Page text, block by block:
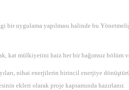
bir uygulama yapılması halinde bu
kat mülkiyetini haiz her bir bağımsız bölüm
nihai enerjilerin birincil enerjiye
ekleri olarak proje kapsamında hazırlanır.